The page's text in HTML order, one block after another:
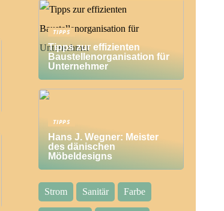
TIPPS
Tipps zur effizienten
Baustellenorganisation für
Unternehmer
TIPPS
Hans J. Wegner: Meister
des dänischen
Möbeldesigns
Strom Sanitär Farbe